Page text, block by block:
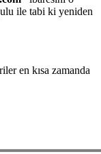
ile tabi ki yeniden
en kısa zamanda